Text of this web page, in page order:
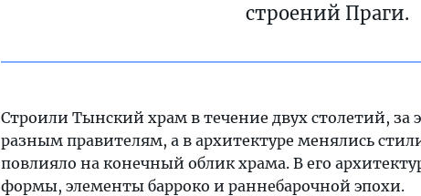
строений Праги.
Строили Тынский храм в течение двух столетий, за
разным правителям, а в архитектуре менялись
повлияло на конечный облик храма. В его
формы, элементы барроко и раннебарочной эпохи.